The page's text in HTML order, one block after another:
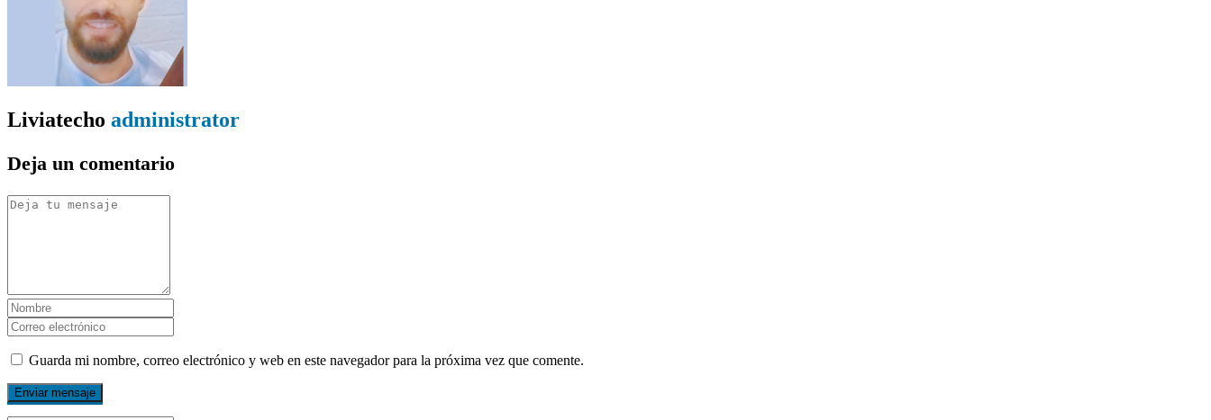
Liviatecho administrator
Deja un comentario
Guarda mi nombre, correo electrónico y web en este navegador para la próxima vez que comente.